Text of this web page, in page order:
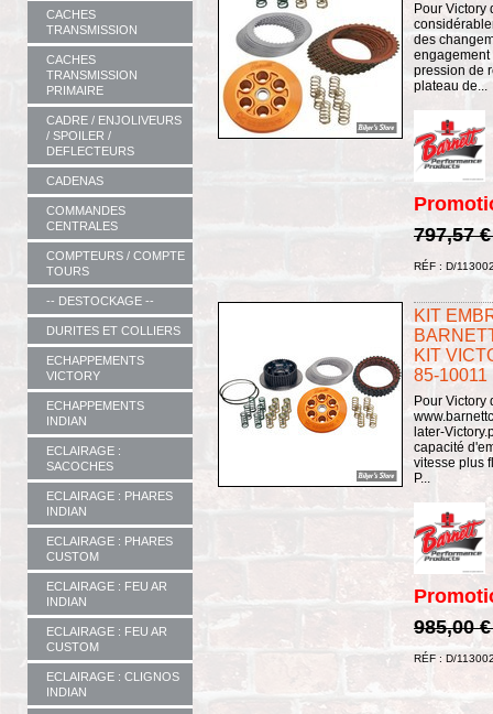
CACHES
TRANSMISSION
CACHES
TRANSMISSION
PRIMAIRE
CADRE / ENJOLIVEURS
/ SPOILER /
DEFLECTEURS
CADENAS
COMMANDES
CENTRALES
COMPTEURS / COMPTE
TOURS
-- DESTOCKAGE --
DURITES ET COLLIERS
ECHAPPEMENTS
VICTORY
ECHAPPEMENTS
INDIAN
ECLAIRAGE :
SACOCHES
ECLAIRAGE : PHARES
INDIAN
ECLAIRAGE : PHARES
CUSTOM
ECLAIRAGE : FEU AR
INDIAN
ECLAIRAGE : FEU AR
CUSTOM
ECLAIRAGE : CLIGNOS
INDIAN
Pour Victory
des
engagement
pression de
plateau de...
797,57
RÉF : D/
KIT
KIT
85-10011
Pour Victory
later-
capacité
vitesse plus
P...
985,00
RÉF : D/